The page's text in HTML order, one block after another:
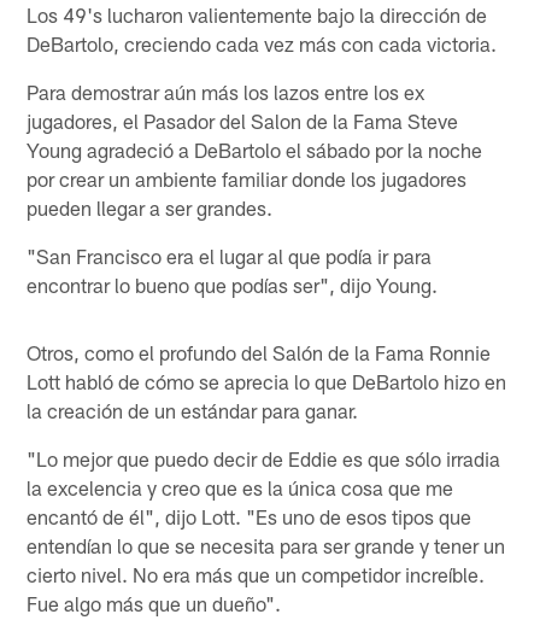
Los 49's lucharon valientemente bajo la dirección de
DeBartolo, creciendo cada vez más con cada victoria.
Para demostrar aún más los lazos entre los ex
jugadores, el Pasador del Salon de la Fama Steve
Young agradeció a DeBartolo el sábado por la noche
por crear un ambiente familiar donde los jugadores
pueden llegar a ser grandes.
"San Francisco era el lugar al que podía ir para
encontrar lo bueno que podías ser", dijo Young.
Otros, como el profundo del Salón de la Fama Ronnie
Lott habló de cómo se aprecia lo que DeBartolo hizo en
la creación de un estándar para ganar.
"Lo mejor que puedo decir de Eddie es que sólo irradia
la excelencia y creo que es la única cosa que me
encantó de él", dijo Lott. "Es uno de esos tipos que
entendían lo que se necesita para ser grande y tener un
cierto nivel. No era más que un competidor increíble.
Fue algo más que un dueño".